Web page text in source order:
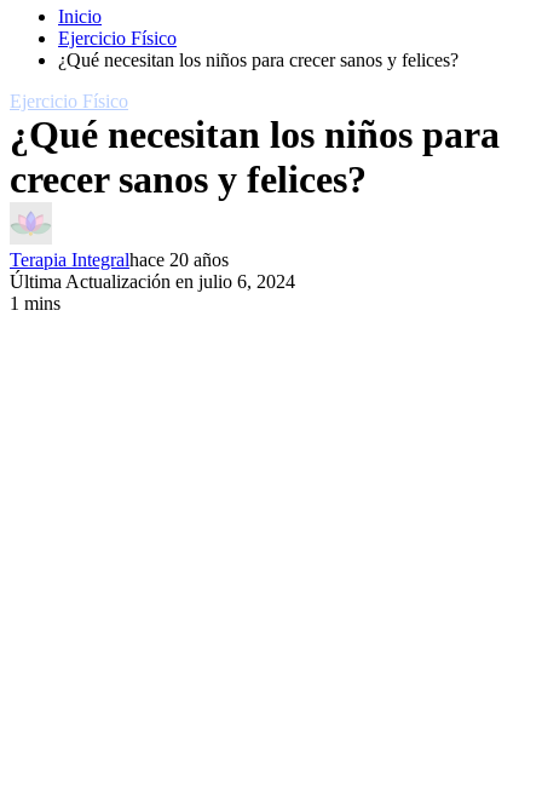
Inicio
Ejercicio Fí­sico
¿Qué necesitan los niños para crecer sanos y felices?
Ejercicio Fí­sico
¿Qué necesitan los niños para
crecer sanos y felices?
Terapia Integralhace 20 años
Última Actualización en julio 6, 2024
1 mins